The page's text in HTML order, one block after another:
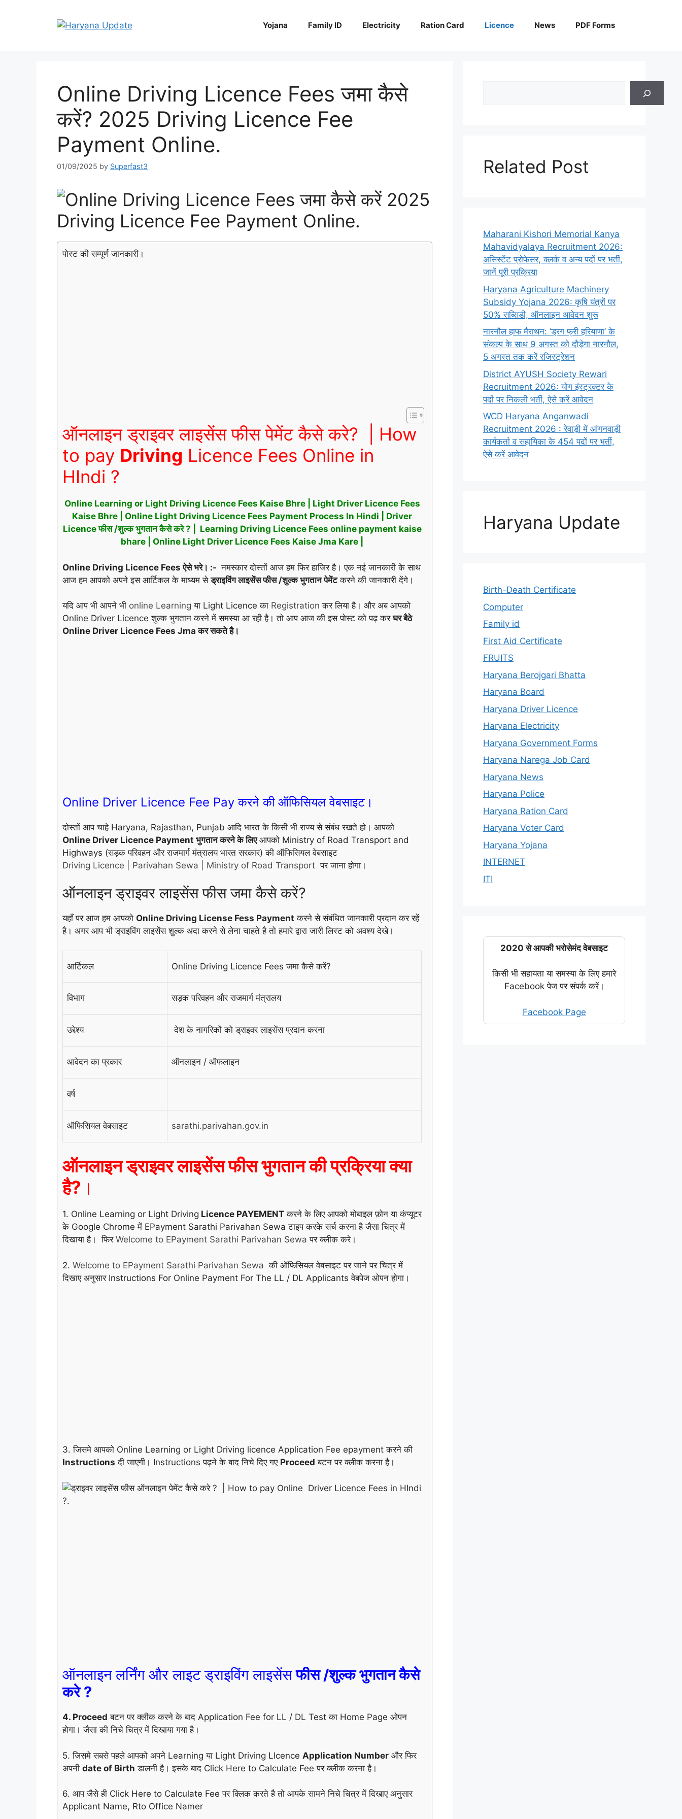
Yojana Family ID Electricity Ration Card Licence News PDF Forms
Online Driving Licence Fees जमा कैसे
करें? 2025 Driving Licence Fee
Payment Online.
01/09/2025 by Superfast3
पोस्ट की सम्पूर्ण जानकारी।
ऑनलाइनड्राइवर लाइसेंस फीस पेमेंट कैसे करे? | How
to pay Driving Licence Fees Online in
HIndi ?
Online Learning or Light Driving Licence Fees Kaise Bhre | Light Driver Licence Fees
Kaise Bhre | Online Light Driving Licence Fees Payment Process In Hindi | Driver
Licence फीस /शुल्क भुगतान कैसे करे ? | Learning Driving Licence Fees online payment kaise
bhare | Online Light Driver Licence Fees Kaise Jma Kare |
Online Driving Licence Fees ऐसे भरे। :- नमस्कार दोस्तों आज हम फिर हाजिर है। एक नई जानकारी के साथ
आज हम आपको अपने इस आर्टिकल के माध्यम सेड्राइविंग लाइसेंस फीस /शुल्क भुगतान पेमेंटकरने की जानकारी देंगे।
यदि आप भी आपने भी online Learning या Light Licence का Registration कर लिया है। और अब आपको
Online Driver Licence शुल्क भुगतान करने में समस्या आ रही है। तो आप आज की इस पोस्ट को पढ़ करघर बैठे
Online Driver Licence Fees Jma कर सकते है।
Online Driver Licence Fee Pay करने की ऑफिसियल वेबसाइट।
दोस्तों आप चाहे Haryana, Rajasthan, Punjab आदि भारत के किसी भी राज्य से संबंध रखते हो। आपको
Online Driver Licence Payment भुगतान करने के लिएआपको Ministry of Road Transport and
Highways (सड़क परिवहन और राजमार्ग मंत्रालय भारत सरकार) की ऑफिसियल वेबसाइट
Driving Licence | Parivahan Sewa | Ministry of Road Transport पर जाना होगा।
ऑनलाइन ड्राइवर लाइसेंस फीस जमा कैसे करें?
यहाँ पर आज हम आपको Online Driving License Fess Payment करने से संबंधित जानकारी प्रदान कर रहें
है। अगर आप भी ड्राइविंग लाइसेंस शुल्क अदा करने से लेना चाहते है तो हमारे द्वारा जारी लिस्ट को अवश्य देखे।
आर्टिकल Online Driving Licence Fees जमा कैसे करें?
विभाग सड़क परिवहन और राजमार्ग मंत्रालय
उद्देश्य देश के नागरिकों को ड्राइवर लाइसेंस प्रदान करना
आवेदन का प्रकार ऑनलाइन / ऑफलाइन
वर्ष
ऑफिसियल वेबसाइट sarathi.parivahan.gov.in
ऑनलाइन ड्राइवर लाइसेंस फीस भुगतान की प्रक्रिया क्या
है? ।
1. Online Learning or Light Driving Licence PAYEMENT करने के लिए आपको मोबाइल फ़ोन या कंप्यूटर
के Google Chrome में EPayment Sarathi Parivahan Sewa टाइप करके सर्च करना है जैसा चित्र में
दिखाया है। फिर Welcome to EPayment Sarathi Parivahan Sewa पर क्लीक करे।
2. Welcome to EPayment Sarathi Parivahan Sewa की ऑफिसियल वेबसाइट पर जाने पर चित्र में
दिखाए अनुसार Instructions For Online Payment For The LL / DL Applicants वेबपेज ओपन होगा।
3. जिसमे आपको Online Learning or Light Driving licence Application Fee epayment करने की
Instructions दी जाएगी। Instructions पढ़ने के बाद निचे दिए गए Proceed बटन पर क्लीक करना है।
ऑनलाइन लर्निंग और लाइट ड्राइविंग लाइसेंसफीस /शुल्क भुगतान कैसे
करे ?
4. Proceed बटन पर क्लीक करने के बाद Application Fee for LL / DL Test का Home Page ओपन
होगा। जैसा की निचे चित्र में दिखाया गया है।
5. जिसमे सबसे पहले आपको अपने Learning या Light Driving LIcence Application Number और फिर
अपनी date of Birth डालनी है। इसके बाद Click Here to Calculate Fee पर क्लीक करना है।
6. आप जैसे ही Click Here to Calculate Fee पर क्लिक करते है तो आपके सामने निचे चित्र में दिखाए अनुसार
Applicant Name, Rto Office Namer
Related Post
Maharani Kishori Memorial Kanya
Mahavidyalaya Recruitment 2026:
असिस्टेंट प्रोफेसर, क्लर्क व अन्य पदों पर भर्ती,
जानें पूरी प्रक्रिया
Haryana Agriculture Machinery
Subsidy Yojana 2026: कृषि यंत्रों पर
50% सब्सिडी, ऑनलाइन आवेदन शुरू
नारनौल हाफ मैराथन: ‘ड्रग फ्री हरियाणा’ के
संकल्प के साथ 9 अगस्त को दौड़ेगा नारनौल,
5 अगस्त तक करें रजिस्ट्रेशन
District AYUSH Society Rewari
Recruitment 2026: योग इंस्ट्रक्टर के
पदों पर निकली भर्ती, ऐसे करें आवेदन
WCD Haryana Anganwadi
Recruitment 2026 : रेवाड़ी में आंगनवाड़ी
कार्यकर्ता व सहायिका के 454 पदों पर भर्ती,
ऐसे करें आवेदन
Haryana Update
Birth-Death Certificate
Computer
Family id
First Aid Certificate
FRUITS
Haryana Berojgari Bhatta
Haryana Board
Haryana Driver Licence
Haryana Electricity
Haryana Government Forms
Haryana Narega Job Card
Haryana News
Haryana Police
Haryana Ration Card
Haryana Voter Card
Haryana Yojana
INTERNET
ITI
2020 से आपकी भरोसेमंद वेबसाइट
किसी भी सहायता या समस्या के लिए हमारे
Facebook पेज पर संपर्क करें।
Facebook Page